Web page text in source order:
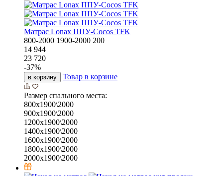
Матрас Lonax ППУ-Cocos TFK
800-2000 1900-2000 200
14 944
23 720
-37%
в корзину Товар в корзине
Размер спального места:
800х1900\2000
900х1900\2000
1200х1900\2000
1400х1900\2000
1600х1900\2000
1800х1900\2000
2000х1900\2000